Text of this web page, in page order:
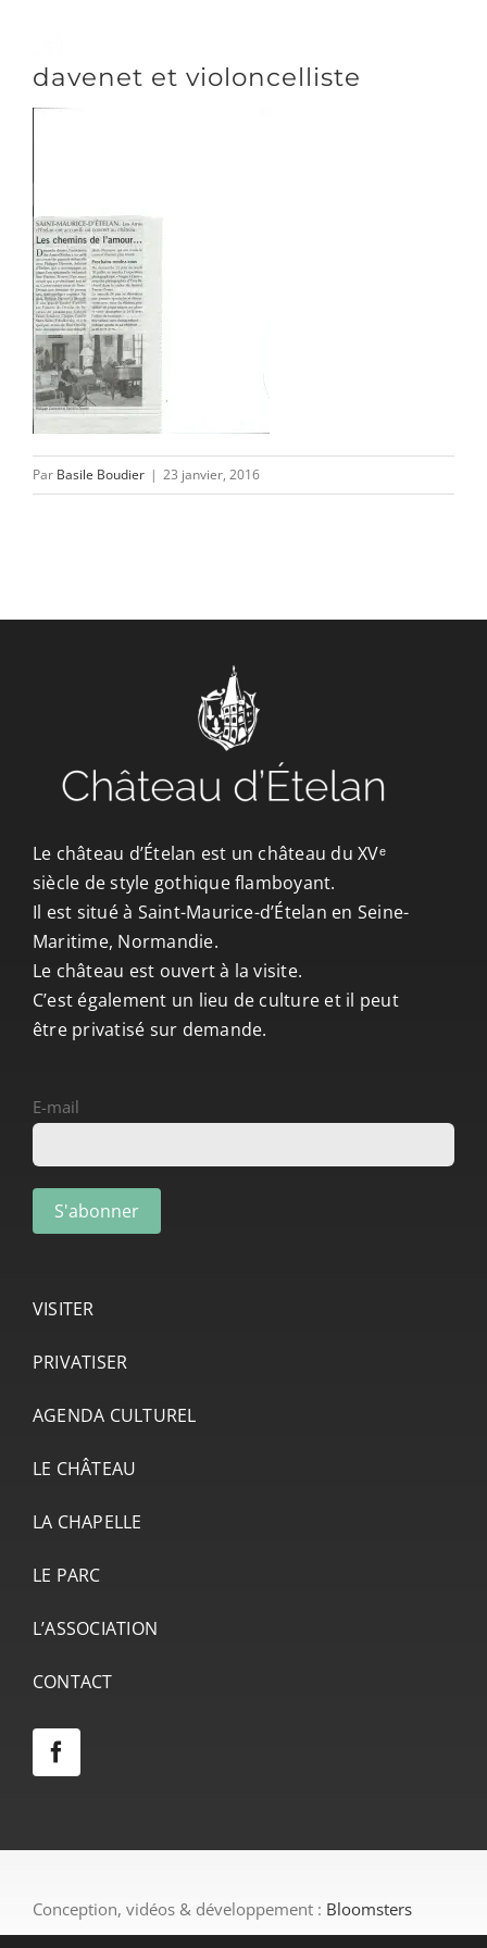
contenu
CONTACT/ACCÈS
davenet et violoncelliste
Par Basile Boudier | 23 janvier, 2016
Le château d’Ételan est un château du XVᵉ
siècle de style gothique flamboyant.
Il est situé à Saint-Maurice-d’Ételan en Seine-
Maritime, Normandie.
Le château est ouvert à la visite.
C’est également un lieu de culture et il peut
être privatisé sur demande.
E-mail
VISITER
PRIVATISER
AGENDA CULTUREL
LE CHÂTEAU
LA CHAPELLE
LE PARC
L’ASSOCIATION
CONTACT
Conception, vidéos & développement : Bloomsters